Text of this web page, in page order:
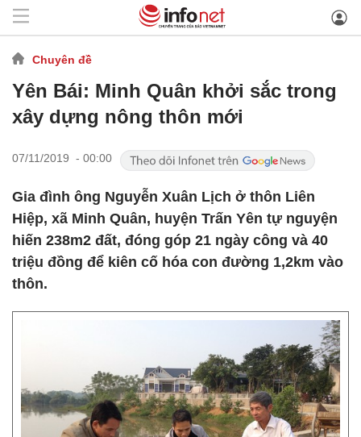
Chuyên đề
Yên Bái: Minh Quân khởi sắc trong
xây dựng nông thôn mới
07/11/2019 - 00:00
Gia đình ông Nguyễn Xuân Lịch ở thôn Liên
Hiệp, xã Minh Quân, huyện Trấn Yên tự nguyện
hiến 238m2 đất, đóng góp 21 ngày công và 40
triệu đồng để kiên cố hóa con đường 1,2km vào
thôn.